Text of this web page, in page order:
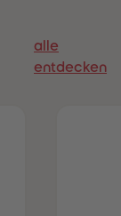
alle
entdecken